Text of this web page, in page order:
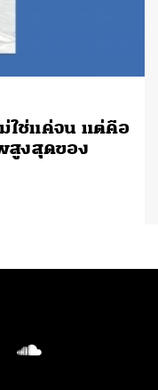
ใช่แค่จน แต่คือ
สูงสุดของ